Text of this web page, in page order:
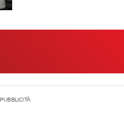
PUBBLICITÀ